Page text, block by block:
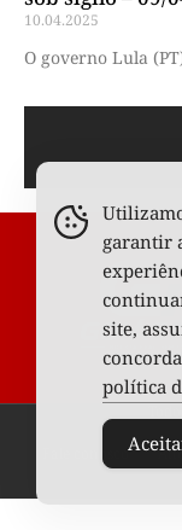
10.04.2025
O governo Lula
Fale conosco
garantir
site,
política